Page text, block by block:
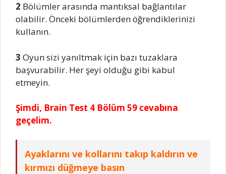
2 Bölümler arasında mantıksal bağlantılar
olabilir. Önceki bölümlerden öğrendiklerinizi
kullanın.
3 Oyun sizi yanıltmak için bazı tuzaklara
başvurabilir. Her şeyi olduğu gibi kabul
etmeyin.
Şimdi, Brain Test 4 Bölüm 59 cevabına
geçelim.
Ayaklarını ve kollarını takıp kaldırın ve
kırmızı düğmeye basın